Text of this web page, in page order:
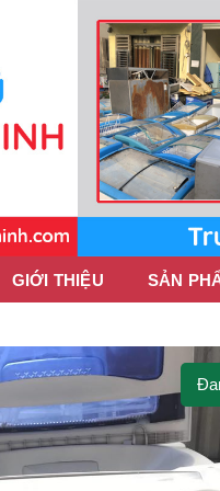
GIỚI THIỆU SẢN